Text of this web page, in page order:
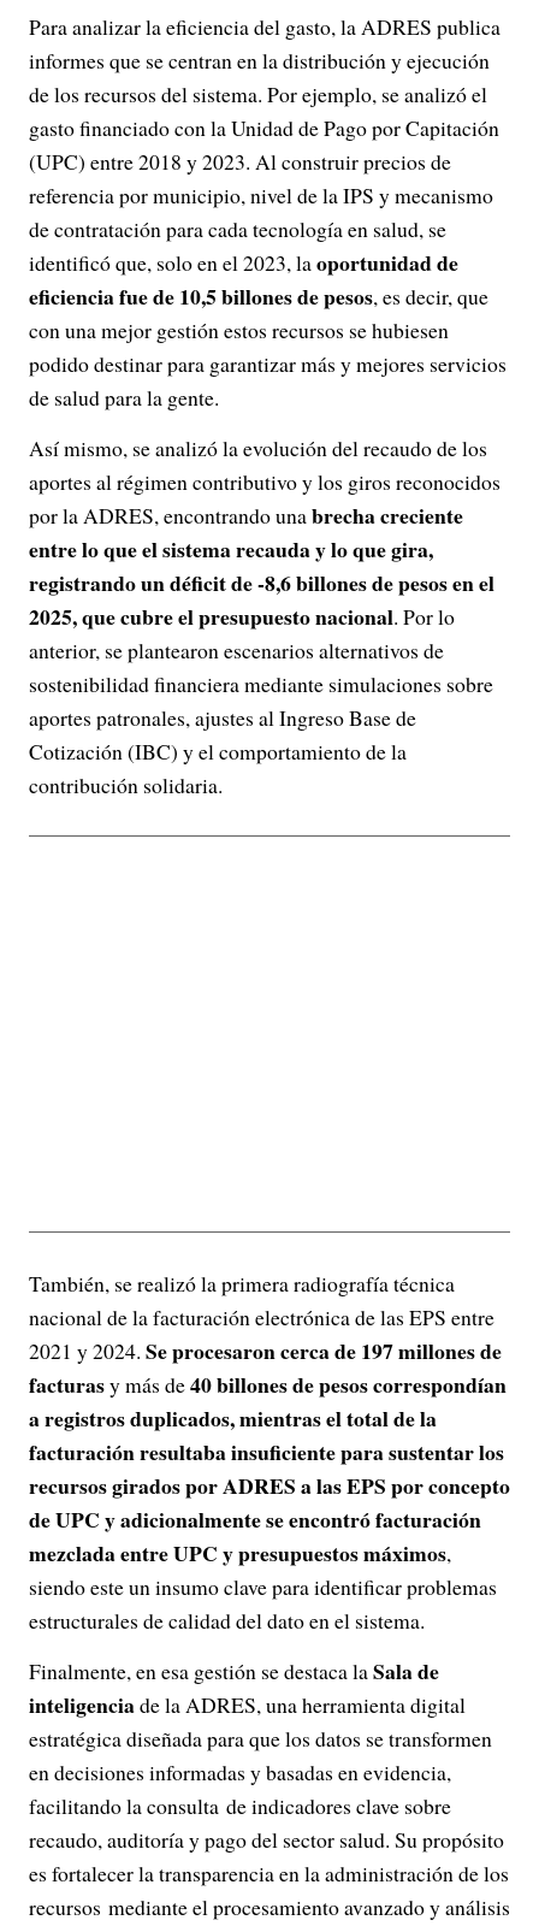
Para analizar la eficiencia del gasto, la ADRES publica
informes que se centran en la distribución y ejecución
de los recursos del sistema. Por ejemplo, se analizó el
gasto financiado con la Unidad de Pago por Capitación
(UPC) entre 2018 y 2023. Al construir precios de
referencia por municipio, nivel de la IPS y mecanismo
de contratación para cada tecnología en salud, se
identificó que, solo en el 2023, laoportunidad de
eficiencia fue de 10,5 billones de pesos, es decir, que
con una mejor gestión estos recursos se hubiesen
podido destinar para garantizar más y mejores servicios
de salud para la gente.
Así mismo, se analizó la evolución del recaudo de los
aportes al régimen contributivo y los giros reconocidos
por la ADRES, encontrando unabrecha creciente
entre lo que el sistema recauda y lo que gira,
registrando un déficit de -8,6 billones de pesos en el
2025, que cubre el presupuesto nacional. Por lo
anterior, se plantearon escenarios alternativos de
sostenibilidad financiera mediante simulaciones sobre
aportes patronales, ajustes al Ingreso Base de
Cotización (IBC) y el comportamiento de la
contribución solidaria.
También, se realizó la primera radiografía técnica
nacional de la facturación electrónica de las EPS entre
2021 y 2024. Se procesaron cerca de 197 millones de
facturasy más de40 billones de pesos correspondían
a registros duplicados, mientras el total de la
facturación resultaba insuficiente para sustentar los
recursos girados por ADRES a las EPS por concepto
de UPC y adicionalmente se encontró facturación
mezclada entre UPC y presupuestos máximos,
siendo este un insumo clave para identificar problemas
estructurales de calidad del dato en el sistema.
Finalmente, en esa gestión se destaca laSala de
inteligenciade la ADRES, una herramienta digital
estratégica diseñada para que los datos se transformen
en decisiones informadas y basadas en evidencia,
facilitando la consulta de indicadores clave sobre
recaudo, auditoría y pago del sector salud. Su propósito
es fortalecer la transparencia en la administración de los
recursos mediante el procesamiento avanzado y análisis